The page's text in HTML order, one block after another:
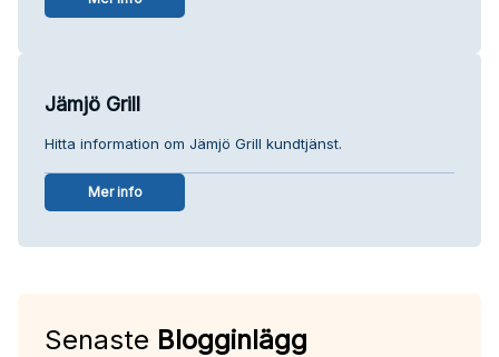
Jämjö Grill
Hitta information om Jämjö Grill kundtjänst.
Mer info
Senaste Blogginlägg